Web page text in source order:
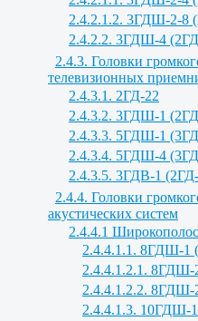
2.4.2.1.2. 3ГДШ-2-8
2.4.2.2. 3ГДШ-4
2.4.3. Головки
телевизионных
2.4.3.1. 2ГД-22
2.4.3.2. 3ГДШ-1
2.4.3.3. 5ГДШ-1
2.4.3.4. 5ГДШ-4
2.4.3.5. 3ГДВ-1
2.4.4. Головки
акустических систем
2.4.4.1
2.4.4.1.1. 8ГДШ-1
2.4.4.1.2.1. 8ГДШ-
2.4.4.1.2.2. 8ГДШ-
2.4.4.1.3. 10ГДШ-